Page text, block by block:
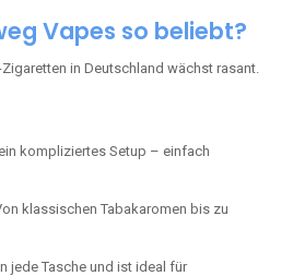
Vapes so beliebt?
in Deutschland wächst rasant.
kompliziertes Setup – einfach
klassischen Tabakaromen bis zu
jede Tasche und ist ideal für